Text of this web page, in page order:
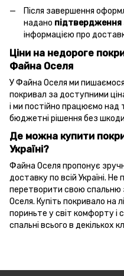
Після завершення
надано підтвердження
інформацією про
Ціни на недороге
Файна Оселя
У Файна Оселя ми пишаємося
покривал за доступними
і ми постійно працюємо
бюджетні рішення без шкоди
Де можна купити
Україні?
Файна Оселя пропонує
доставку по всій Україні.
перетворити свою спальню
Оселя. Купіть покривало на
пориньте у світ комфорту і
спальні всього в декількох